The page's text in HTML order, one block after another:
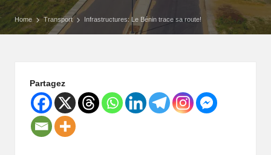
P
o
ai
Home Transport Infrastructures: Le Bénin trace sa route!
Partagez